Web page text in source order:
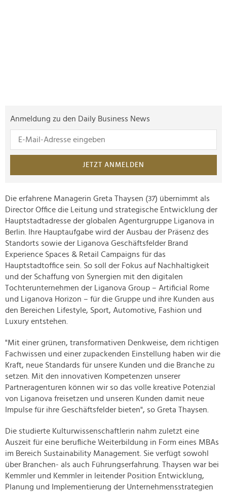
Anmeldung zu den Daily Business News
JETZT ANMELDEN
Die erfahrene Managerin Greta Thaysen (37) übernimmt als
Director Office die Leitung und strategische Entwicklung der
Hauptstadtadresse der globalen Agenturgruppe Liganova in
Berlin. Ihre Hauptaufgabe wird der Ausbau der Präsenz des
Standorts sowie der Liganova Geschäftsfelder Brand
Experience Spaces & Retail Campaigns für das
Hauptstadtoffice sein. So soll der Fokus auf Nachhaltigkeit
und der Schaffung von Synergien mit den digitalen
Tochterunternehmen der Liganova Group – Artificial Rome
und Liganova Horizon – für die Gruppe und ihre Kunden aus
den Bereichen Lifestyle, Sport, Automotive, Fashion und
Luxury entstehen.
"Mit einer grünen, transformativen Denkweise, dem richtigen
Fachwissen und einer zupackenden Einstellung haben wir die
Kraft, neue Standards für unsere Kunden und die Branche zu
setzen. Mit den innovativen Kompetenzen unserer
Partneragenturen können wir so das volle kreative Potenzial
von Liganova freisetzen und unseren Kunden damit neue
Impulse für ihre Geschäftsfelder bieten", so Greta Thaysen.
Die studierte Kulturwissenschaftlerin nahm zuletzt eine
Auszeit für eine berufliche Weiterbildung in Form eines MBAs
im Bereich Sustainability Management. Sie verfügt sowohl
über Branchen- als auch Führungserfahrung. Thaysen war bei
Kemmler und Kemmler in leitender Position Entwicklung,
Planung und Implementierung der Unternehmensstrategien